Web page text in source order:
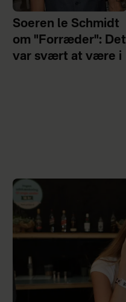
Soeren le Schmidt
om "Forræder": Det
var svært at være i